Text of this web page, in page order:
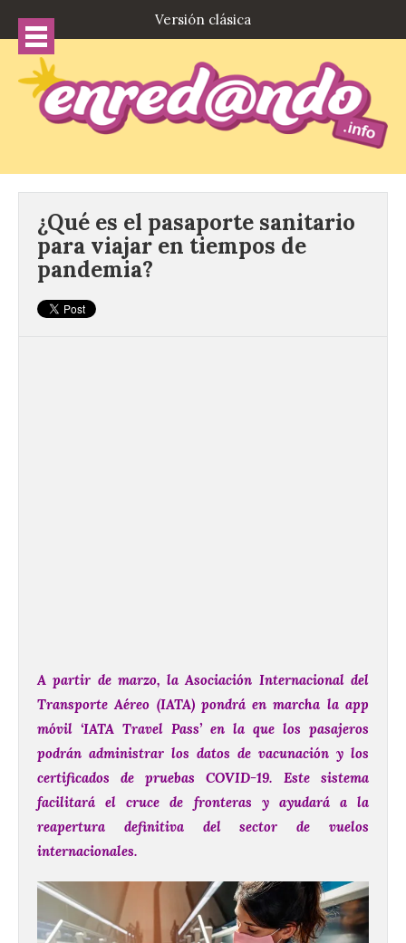
Versión clásica
¿Qué es el pasaporte sanitario
para viajar en tiempos de
pandemia?
A partir de marzo, la Asociación Internacional del
Transporte Aéreo (IATA) pondrá en marcha la app
móvil ‘IATA Travel Pass’ en la que los pasajeros
podrán administrar los datos de vacunación y los
certificados de pruebas COVID-19. Este sistema
facilitará el cruce de fronteras y ayudará a la
reapertura definitiva del sector de vuelos
internacionales.